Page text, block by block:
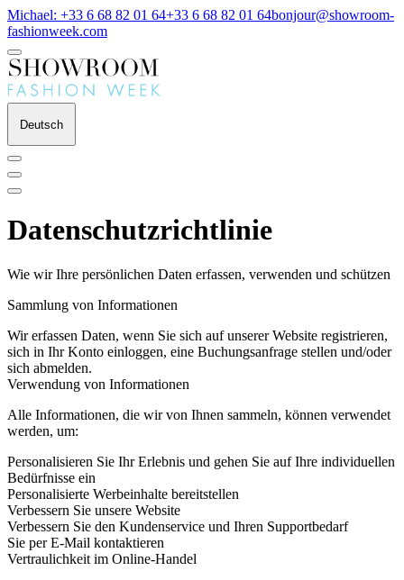
Michael: +33 6 68 82 01 64+33 6 68 82 01 64bonjour@showroom-
fashionweek.com
Deutsch
Datenschutzrichtlinie
Wie wir Ihre persönlichen Daten erfassen, verwenden und schützen
Sammlung von Informationen
Wir erfassen Daten, wenn Sie sich auf unserer Website registrieren,
sich in Ihr Konto einloggen, eine Buchungsanfrage stellen und/oder
sich abmelden.
Verwendung von Informationen
Alle Informationen, die wir von Ihnen sammeln, können verwendet
werden, um:
Personalisieren Sie Ihr Erlebnis und gehen Sie auf Ihre individuellen
Bedürfnisse ein
Personalisierte Werbeinhalte bereitstellen
Verbessern Sie unsere Website
Verbessern Sie den Kundenservice und Ihren Supportbedarf
Sie per E-Mail kontaktieren
Vertraulichkeit im Online-Handel